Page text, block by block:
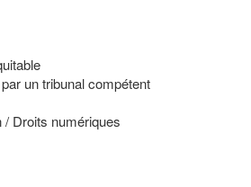
un tribunal compétent
Droits numériques